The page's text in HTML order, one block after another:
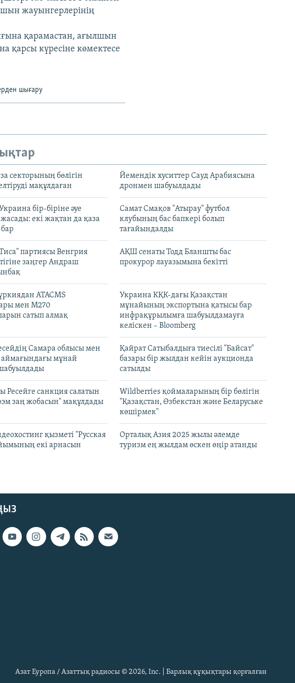
жауынгерлерінің
қарамастан, ағылшын
қарсы күресіне көмектесе
шығару
секторының бөлігін
мақұлдаған
Йемендік хуситтер Сауд Арабиясына
дронмен шабуылдады
бір-біріне әуе
екі жақтан да қаза
Самат Смақов "Атырау" футбол
клубының бас бапкері болып
тағайындалды
партиясы Венгрия
заңгер Андраш
АҚШ сенаты Тодд Бланшты бас
прокурор лауазымына бекітті
ATACMS
мен M270
сатып алмақ
Украина КҚК-дағы Қазақстан
мұнайының экспортына қатысы бар
инфрақұрылымға шабуылдамауға
келіскен – Bloomberg
Самара облысы мен
аймағындағы мұнай
Қайрат Сатыбалдыға тиесілі "Байсат"
базары бір жылдан кейін аукционда
сатылды
Ресейге санкция салатын
заң жобасын" мақұлдады
Wildberries қоймаларының бір бөлігін
"Қазақстан, Өзбекстан және Беларуське
көшірмек"
қызметі "Русская
екі арнасын
Орталық Азия 2025 жылы әлемде
туризм ең жылдам өскен өңір атанды
Азат Еуропа / Азаттық радиосы © 2026, Inc. | Барлық құқықтары қорғалған